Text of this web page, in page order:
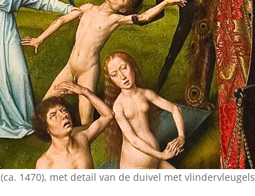
(ca. 1470), met detail van de duivel met vlindervleugels